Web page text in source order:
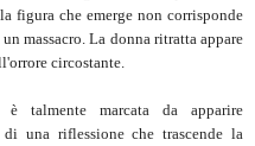
figura che emerge non corrisponde
massacro. La donna ritratta appare
circostante.
talmente marcata da apparire
una riflessione che trascende la